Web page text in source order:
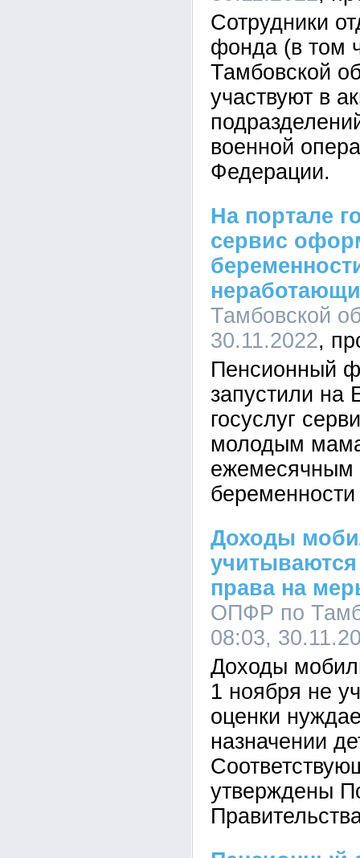
Сотрудники
фонда (в том
Тамбовской
участвуют в
военной
Федерации.
На портале
сервис
Тамбовской
30.11.2022
Пенсионный
запустили на
госуслуг
молодым
ежемесячным
Доходы
права на
ОПФР по
08:03,
Доходы
1 ноября не
оценки
назначении
утверждены